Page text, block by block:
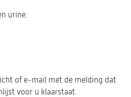
urine.
of e-mail met de melding dat
voor u klaarstaat.